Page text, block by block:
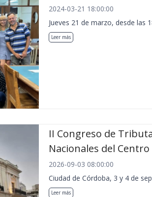
2024-03-21 18:00:00
Jueves 21 de marzo, desde las
Leer más
II Congreso de
Nacionales del Centro
2026-09-03 08:00:00
Ciudad de Córdoba, 3 y 4 de
Leer más